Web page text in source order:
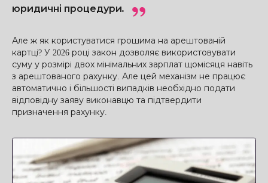
юридичні процедури.
Але ж як користуватися грошима на арештованій
картці? У 2026 році закон дозволяє використовувати
суму у розмірі двох мінімальних зарплат щомісяця навіть
з арештованого рахунку. Але цей механізм не працює
автоматично і більшості випадків необхідно подати
відповідну заяву виконавцю та підтвердити
призначення рахунку.